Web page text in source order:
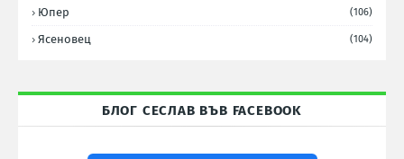
Юпер (106)
Ясеновец (104)
БЛОГ СЕСЛАВ ВЪВ FACEBOOK